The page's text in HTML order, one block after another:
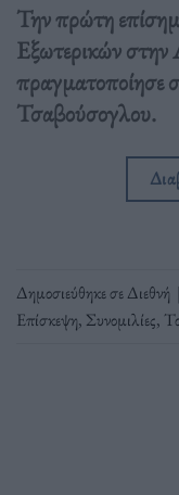
Την πρώτη
Εξωτερικών στην
πραγματοποίησε
Τσαβούσογλου.
Δημοσιεύθηκε σεΔιεθνή |
Επίσκεψη, Συνομιλίες,